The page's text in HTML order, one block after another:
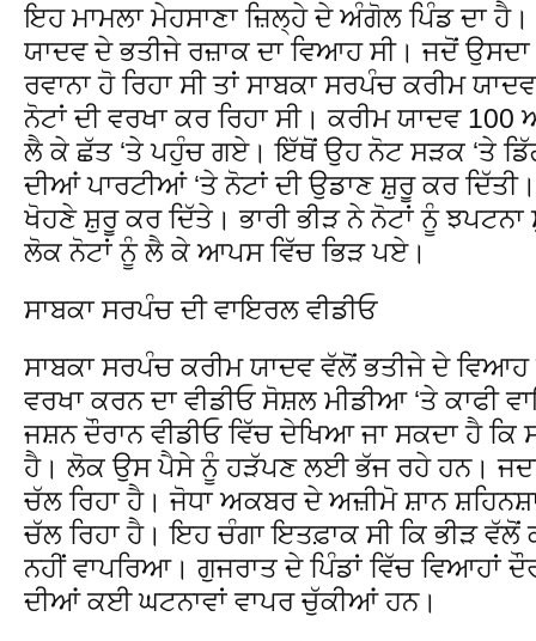
ਇਹ ਮਾਮਲਾ ਮੇਹਸਾਣਾ ਜ਼ਿਲ੍ਹੇ ਦੇ ਅੰਗੋਲ ਪਿੰਡ ਦਾ
ਯਾਦਵ ਦੇ ਭਤੀਜੇ ਰਜ਼ਾਕ ਦਾ ਵਿਆਹ ਸੀ। ਜਦੋਂ
ਰਵਾਨਾ ਹੋ ਰਿਹਾ ਸੀ ਤਾਂ ਸਾਬਕਾ ਸਰਪੰਚ ਕਰੀਮ
ਨੋਟਾਂ ਦੀ ਵਰਖਾ ਕਰ ਰਿਹਾ ਸੀ। ਕਰੀਮ ਯਾਦਵ
ਲੈ ਕੇ ਛੱਤ ‘ਤੇ ਪਹੁੰਚ ਗਏ। ਇੱਥੋਂ ਉਹ ਨੋਟ ਸੜਕ ‘ਤੇ
ਦੀਆਂ ਪਾਰਟੀਆਂ ‘ਤੇ ਨੋਟਾਂ ਦੀ ਉਡਾਣ ਸ਼ੁਰੂ ਕਰ
ਖੋਹਣੇ ਸ਼ੁਰੂ ਕਰ ਦਿੱਤੇ। ਭਾਰੀ ਭੀੜ ਨੇ ਨੋਟਾਂ ਨੂੰ
ਲੋਕ ਨੋਟਾਂ ਨੂੰ ਲੈ ਕੇ ਆਪਸ ਵਿੱਚ ਭਿੜ ਪਏ।
ਸਾਬਕਾ ਸਰਪੰਚ ਦੀ ਵਾਇਰਲ ਵੀਡੀਓ
ਸਾਬਕਾ ਸਰਪੰਚ ਕਰੀਮ ਯਾਦਵ ਵੱਲੋਂ ਭਤੀਜੇ ਦੇ ਵਿਆਹ
ਵਰਖਾ ਕਰਨ ਦਾ ਵੀਡੀਓ ਸੋਸ਼ਲ ਮੀਡੀਆ ‘ਤੇ ਕਾਫੀ
ਜਸ਼ਨ ਦੌਰਾਨ ਵੀਡੀਓ ਵਿੱਚ ਦੇਖਿਆ ਜਾ ਸਕਦਾ ਹੈ ਕਿ
ਹੈ। ਲੋਕ ਉਸ ਪੈਸੇ ਨੂੰ ਹੜੱਪਣ ਲਈ ਭੱਜ ਰਹੇ ਹਨ।
ਚੱਲ ਰਿਹਾ ਹੈ। ਜੋਧਾ ਅਕਬਰ ਦੇ ਅਜ਼ੀਮੋ ਸ਼ਾਨ
ਚੱਲ ਰਿਹਾ ਹੈ। ਇਹ ਚੰਗਾ ਇਤਫ਼ਾਕ ਸੀ ਕਿ ਭੀੜ ਵੱਲੋਂ
ਨਹੀਂ ਵਾਪਰਿਆ। ਗੁਜਰਾਤ ਦੇ ਪਿੰਡਾਂ ਵਿੱਚ ਵਿਆਹਾਂ
ਦੀਆਂ ਕਈ ਘਟਨਾਵਾਂ ਵਾਪਰ ਚੁੱਕੀਆਂ ਹਨ।